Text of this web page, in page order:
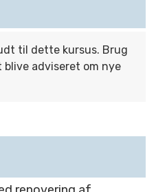
til dette kursus. Brug
adviseret om nye